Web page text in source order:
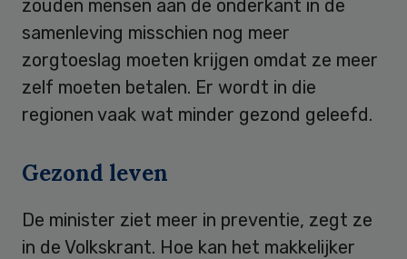
zouden mensen aan de onderkant in de
samenleving misschien nog meer
zorgtoeslag moeten krijgen omdat ze meer
zelf moeten betalen. Er wordt in die
regionen vaak wat minder gezond geleefd.
Gezond leven
De minister ziet meer in preventie, zegt ze
in de Volkskrant. Hoe kan het makkelijker